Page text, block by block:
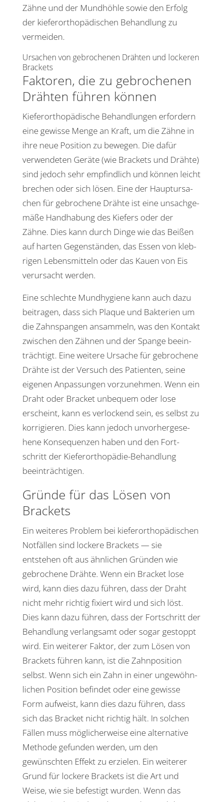
Zähne und der Mund­höhle sowie den Erfolg
der kiefer­or­tho­pä­di­schen Behand­lung zu
vermeiden.
Ursa­chen von gebro­chenen Drähten und lockeren
Brackets
Faktoren, die zu gebro­chenen
Drähten führen können
Kiefer­or­tho­pä­di­sche Behand­lungen erfor­dern
eine gewisse Menge an Kraft, um die Zähne in
ihre neue Posi­tion zu bewegen. Die dafür
verwen­deten Geräte (wie Brackets und Drähte)
sind jedoch sehr empfind­lich und können leicht
brechen oder sich lösen. Eine der Haupt­ur­sa­
chen für gebro­chene Drähte ist eine unsach­ge­
mäße Hand­ha­bung des Kiefers oder der
Zähne. Dies kann durch Dinge wie das Beißen
auf harten Gegen­ständen, das Essen von kleb­
rigen Lebens­mit­teln oder das Kauen von Eis
verur­sacht werden.
Eine schlechte Mund­hy­giene kann auch dazu
beitragen, dass sich Plaque und Bakte­rien um
die Zahn­spangen ansam­meln, was den Kontakt
zwischen den Zähnen und der Spange beein­
träch­tigt. Eine weitere Ursache für gebro­chene
Drähte ist der Versuch des Pati­enten, seine
eigenen Anpas­sungen vorzu­nehmen. Wenn ein
Draht oder Bracket unbe­quem oder lose
erscheint, kann es verlo­ckend sein, es selbst zu
korri­gieren. Dies kann jedoch unvor­her­ge­se­
hene Konse­quenzen haben und den Fort­
schritt der Kiefer­or­tho­pädie-Behand­lung
beeinträchtigen.
Gründe für das Lösen von
Brackets
Ein weiteres Problem bei kiefer­or­tho­pä­di­schen
Notfällen sind lockere Brackets — sie
entstehen oft aus ähnli­chen Gründen wie
gebro­chene Drähte. Wenn ein Bracket lose
wird, kann dies dazu führen, dass der Draht
nicht mehr richtig fixiert wird und sich löst.
Dies kann dazu führen, dass der Fort­schritt der
Behand­lung verlang­samt oder sogar gestoppt
wird. Ein weiterer Faktor, der zum Lösen von
Brackets führen kann, ist die Zahn­po­si­tion
selbst. Wenn sich ein Zahn in einer unge­wöhn­
li­chen Posi­tion befindet oder eine gewisse
Form aufweist, kann dies dazu führen, dass
sich das Bracket nicht richtig hält. In solchen
Fällen muss mögli­cher­weise eine alter­na­tive
Methode gefunden werden, um den
gewünschten Effekt zu erzielen. Ein weiterer
Grund für lockere Brackets ist die Art und
Weise, wie sie befes­tigt wurden. Wenn das